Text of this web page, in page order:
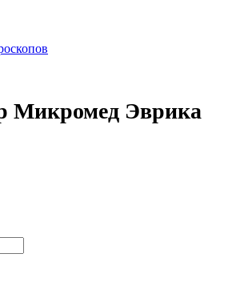
Микромед Эврика